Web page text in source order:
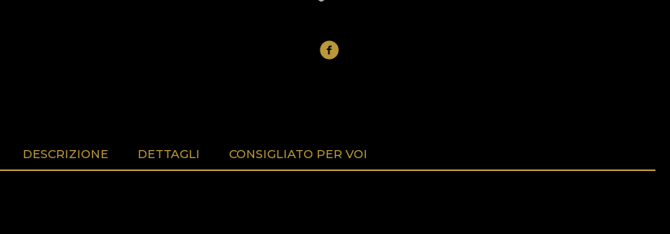
DESCRIZIONE DETTAGLI CONSIGLIATO PER VOI